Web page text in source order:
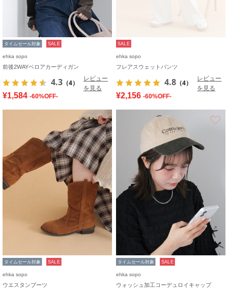
タイムセール対象 SALE
ehka sopo
前後2WAYベロアカーディガン
4.3 （4）
レビュー
を見る
¥1,584 -60%OFF-
SALE
ehka sopo
フレアスウェットパンツ
4.8 （4）
レビュー
を見る
¥2,156 -60%OFF-
タイムセール対象 SALE
ehka sopo
ウエスタンブーツ
タイムセール対象 SALE
ehka sopo
ウォッシュ加工コーデュロイキャップ